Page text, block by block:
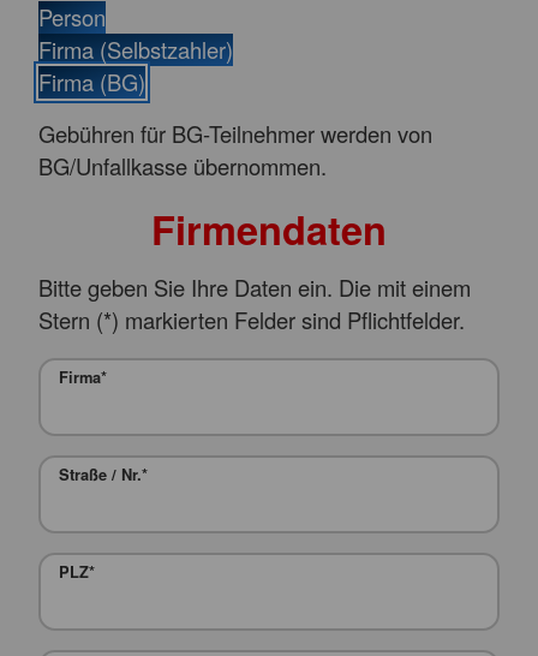
Person
Firma (Selbstzahler)
Firma (BG)
Gebühren für BG-Teilnehmer werden von
BG/Unfallkasse übernommen.
Firmendaten
Bitte geben Sie Ihre Daten ein. Die mit einem
Stern (*) markierten Felder sind Pflichtfelder.
Firma*
Straße / Nr.*
PLZ*